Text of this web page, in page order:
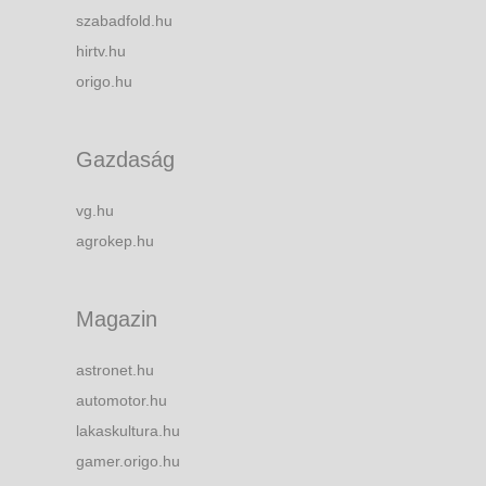
szabadfold.hu
hirtv.hu
origo.hu
Gazdaság
vg.hu
agrokep.hu
Magazin
astronet.hu
automotor.hu
lakaskultura.hu
gamer.origo.hu